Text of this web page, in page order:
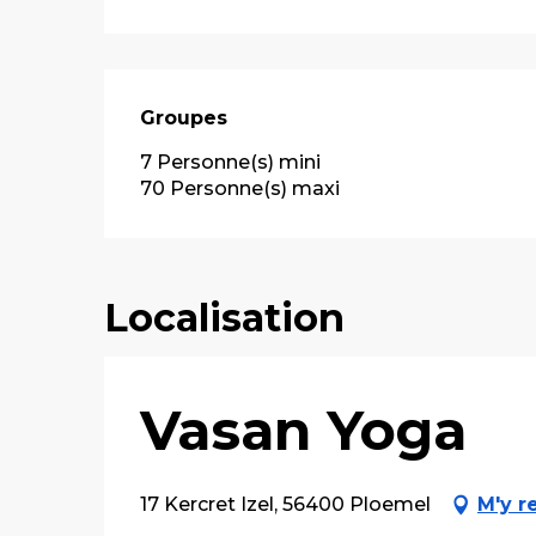
Groupes
Groupes
7 Personne(s) mini
70 Personne(s) maxi
Localisation
Vasan Yoga
17 Kercret Izel, 56400 Ploemel M'y